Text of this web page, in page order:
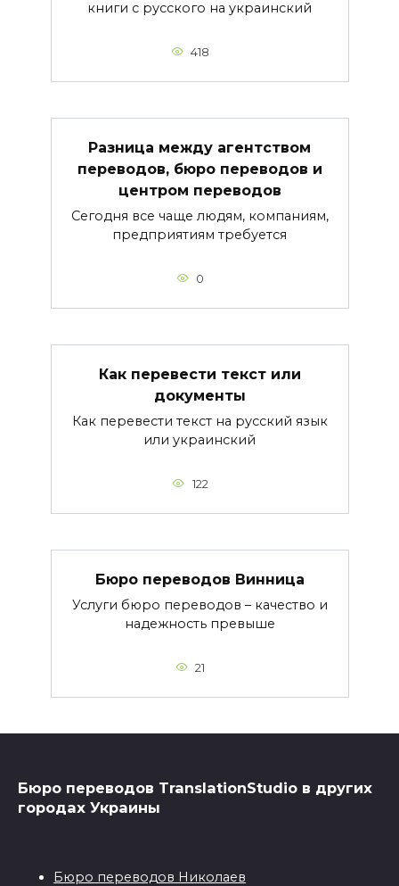
книги с русского на украинский
418
Разница между агентством
переводов, бюро переводов и
центром переводов
Сегодня все чаще людям, компаниям,
предприятиям требуется
0
Как перевести текст или
документы
Как перевести текст на русский язык
или украинский
122
Бюро переводов Винница
Услуги бюро переводов – качество и
надежность превыше
21
Бюро переводов TranslationStudio в других
городах Украины
Бюро переводов Николаев